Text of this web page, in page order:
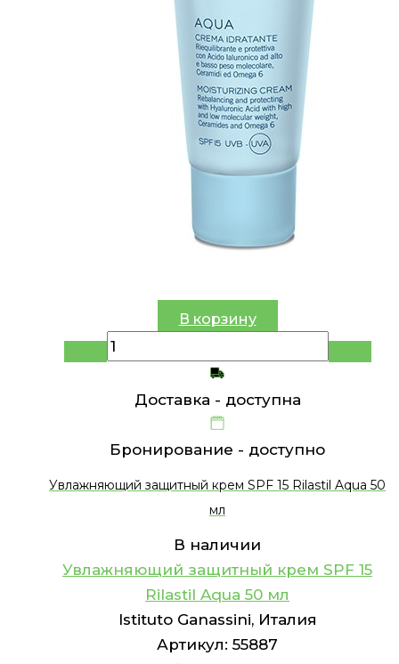
В корзину
Доставка - доступна
Бронирование - доступно
Увлажняющий защитный крем SPF 15 Rilastil Aqua 50
мл
В наличии
Увлажняющий защитный крем SPF 15
Rilastil Aqua 50 мл
Istituto Ganassini, Италия
Артикул: 55887